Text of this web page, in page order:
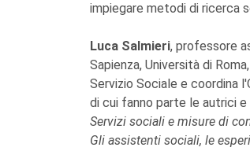
impiegare metodi di ricerca
Luca Salmieri, professore
Sapienza, Università di
Servizio Sociale e coordina
di cui fanno parte le autrici
Servizi sociali e misure di
Gli assistenti sociali, le